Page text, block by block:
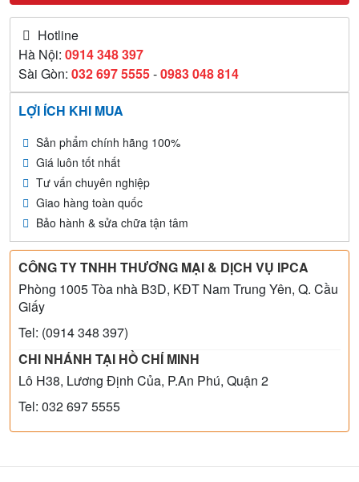
Hotline
Hà Nội: 0914 348 397
Sài Gòn: 032 697 5555-0983 048 814
LỢI ÍCH KHI MUA
Sản phẩm chính hãng 100%
Giá luôn tốt nhất
Tư vấn chuyên nghiệp
Giao hàng toàn quốc
Bảo hành & sửa chữa tận tâm
CÔNG TY TNHH THƯƠNG MẠI & DỊCH VỤ IPCA
Phòng 1005 Tòa nhà B3D, KĐT Nam Trung Yên, Q. Cầu
Giấy
Tel: (0914 348 397)
CHI NHÁNH TẠI HỒ CHÍ MINH
Lô H38, Lương Định Của, P.An Phú, Quận 2
Tel: 032 697 5555